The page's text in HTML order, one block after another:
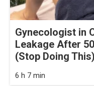
Gynecologist in
Leakage After
(Stop Doing This)
6 h 7 min